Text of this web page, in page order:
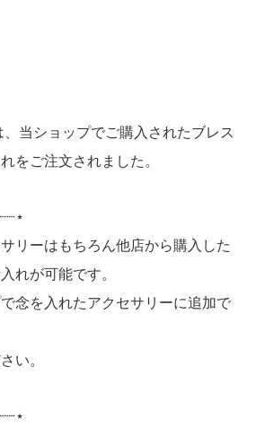
当ショップでご購入されたブレス
をご注文されました。
リーはもちろん他店から購入した
れが可能です。
念を入れたアクセサリーに追加で
い。